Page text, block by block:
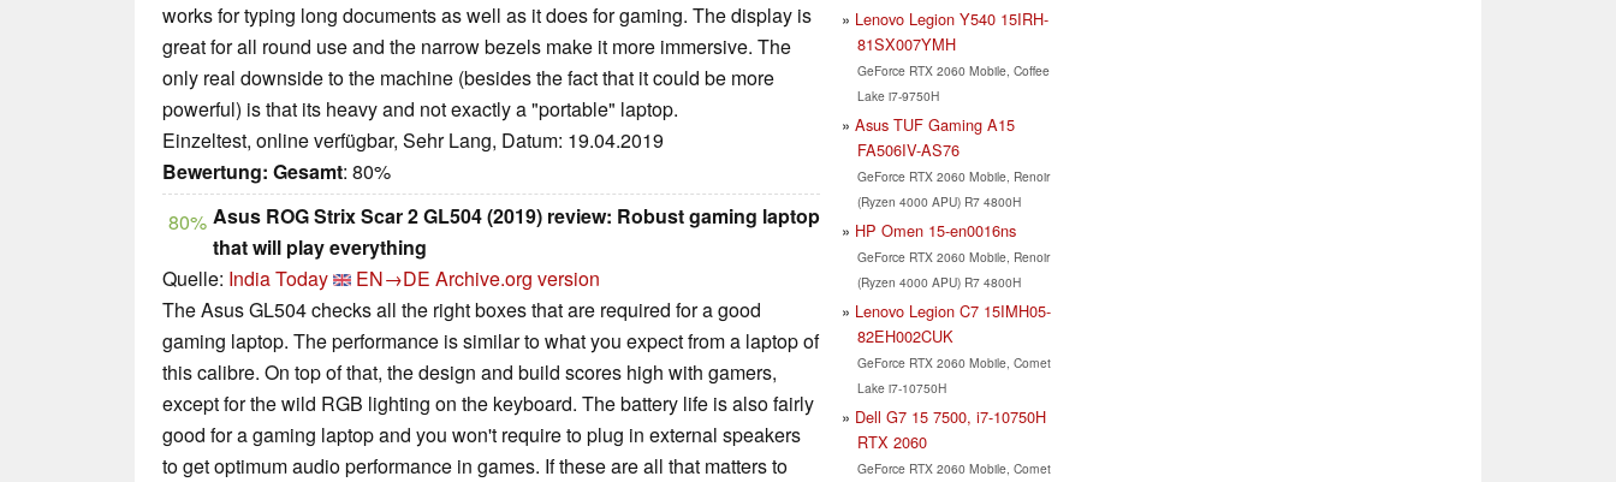
works for typing long documents as well as it does for gaming. The display is
great for all round use and the narrow bezels make it more immersive. The
only real downside to the machine (besides the fact that it could be more
powerful) is that its heavy and not exactly a "portable" laptop.
Einzeltest, online verfügbar, Sehr Lang, Datum: 19.04.2019
Bewertung: Gesamt: 80%
80% Asus ROG Strix Scar 2 GL504 (2019) review: Robust gaming laptop
that will play everything
Quelle: India Today EN→DE Archive.org version
The Asus GL504 checks all the right boxes that are required for a good
gaming laptop. The performance is similar to what you expect from a laptop of
this calibre. On top of that, the design and build scores high with gamers,
except for the wild RGB lighting on the keyboard. The battery life is also fairly
good for a gaming laptop and you won't require to plug in external speakers
to get optimum audio performance in games. If these are all that matters to
Lenovo Legion Y540 15IRH-
81SX007YMH
GeForce RTX 2060 Mobile, Coffee
Lake i7-9750H
Asus TUF Gaming A15
FA506IV-AS76
GeForce RTX 2060 Mobile, Renoir
(Ryzen 4000 APU) R7 4800H
HP Omen 15-en0016ns
GeForce RTX 2060 Mobile, Renoir
(Ryzen 4000 APU) R7 4800H
Lenovo Legion C7 15IMH05-
82EH002CUK
GeForce RTX 2060 Mobile, Comet
Lake i7-10750H
Dell G7 15 7500, i7-10750H
RTX 2060
GeForce RTX 2060 Mobile, Comet